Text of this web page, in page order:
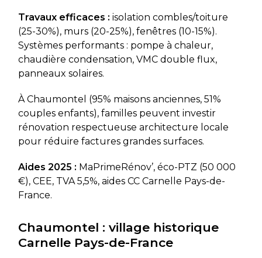
Travaux efficaces : isolation combles/toiture
(25-30%), murs (20-25%), fenêtres (10-15%).
Systèmes performants : pompe à chaleur,
chaudière condensation, VMC double flux,
panneaux solaires.
À Chaumontel (95% maisons anciennes, 51%
couples enfants), familles peuvent investir
rénovation respectueuse architecture locale
pour réduire factures grandes surfaces.
Aides 2025 : MaPrimeRénov’, éco-PTZ (50 000
€), CEE, TVA 5,5%, aides CC Carnelle Pays-de-
France.
Chaumontel : village historique
Carnelle Pays-de-France